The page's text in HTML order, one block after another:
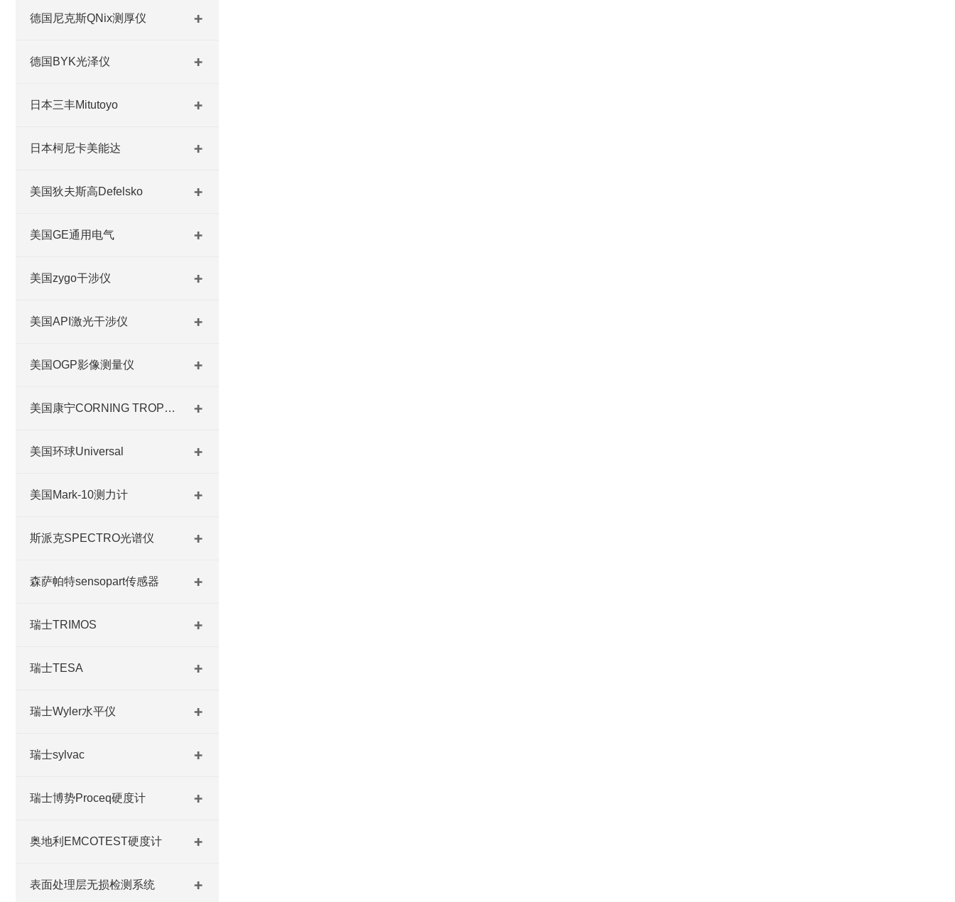
德国尼克斯QNix测厚仪
德国BYK光泽仪
日本三丰Mitutoyo
日本柯尼卡美能达
美国狄夫斯高Defelsko
美国GE通用电气
美国zygo干涉仪
美国API激光干涉仪
美国OGP影像测量仪
美国康宁CORNING TROPEL
美国环球Universal
美国Mark-10测力计
斯派克SPECTRO光谱仪
森萨帕特sensopart传感器
瑞士TRIMOS
瑞士TESA
瑞士Wyler水平仪
瑞士sylvac
瑞士博势Proceq硬度计
奥地利EMCOTEST硬度计
表面处理层无损检测系统